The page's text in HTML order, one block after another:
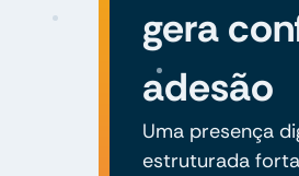
gera
adesão
Uma presença
estruturada